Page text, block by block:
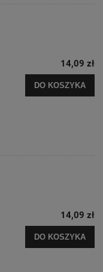
14,09 zł
DO KOSZYKA
14,09 zł
DO KOSZYKA